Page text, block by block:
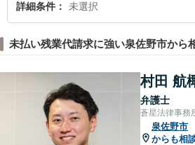
詳細条件 未選択
未払い残業代請求に強い泉佐野市から
村田 航
弁護士
蒼星法律事務
泉佐野市
からも相